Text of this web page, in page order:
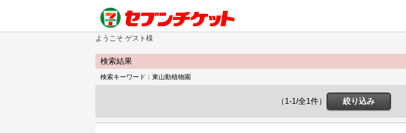
ようこそ ゲスト様
検索結果
検索キーワード：東山動植物園
（1-1/全1件） 絞り込み